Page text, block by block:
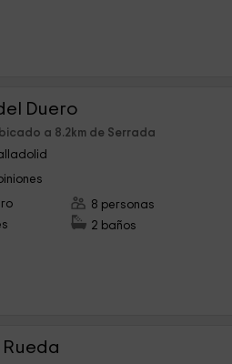
Duero
a 8.2km de Serrada
8 personas
2 baños